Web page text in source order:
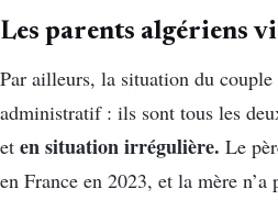
Les parents algériens
Par ailleurs, la situation du couple
administratif : ils sont tous les
et en situation irrégulière. Le
en France en 2023, et la mère